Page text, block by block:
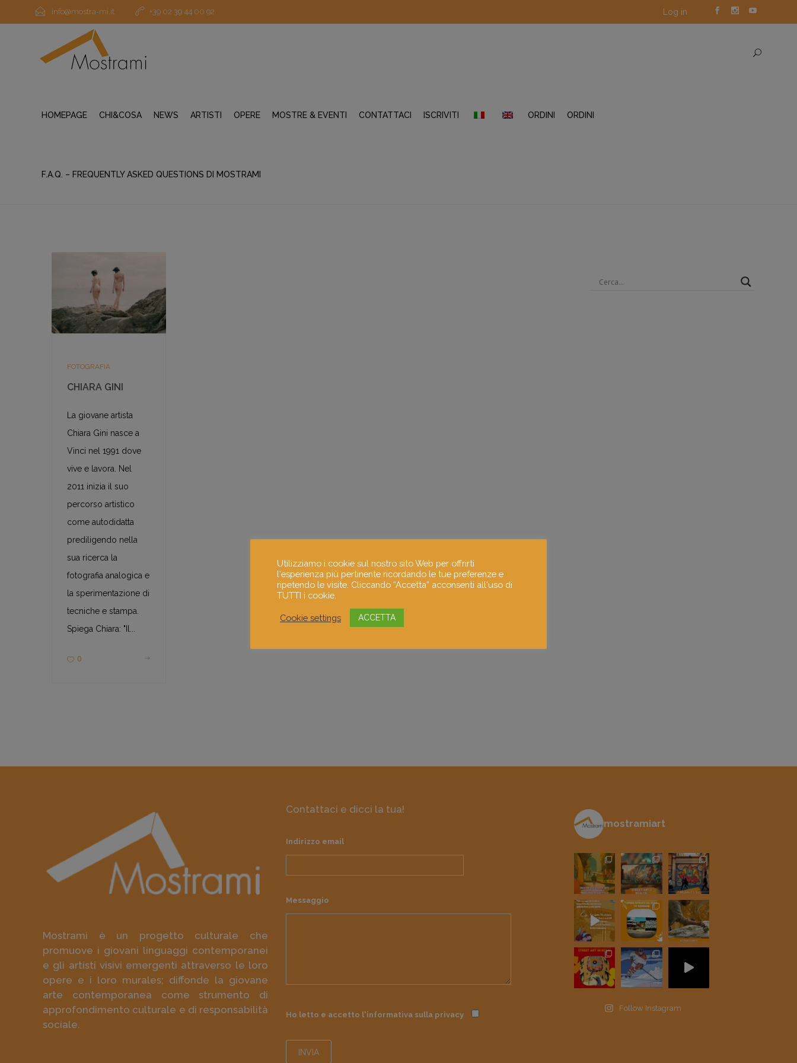
info@mostra-mi.it +39 02 39 44 00 92 Log in
HOMEPAGE CHI&COSA NEWS ARTISTI OPERE MOSTRE & EVENTI CONTATTACI ISCRIVITI ORDINI ORDINI
F.A.Q. – FREQUENTLY ASKED QUESTIONS DI MOSTRAMI
FOTOGRAFIA
CHIARA GINI
La giovane artista
Chiara Gini nasce a
Vinci nel 1991 dove
vive e lavora. Nel
2011 inizia il suo
percorso artistico
come autodidatta
prediligendo nella
sua ricerca la
fotografia analogica e
la sperimentazione di
tecniche e stampa.
Spiega Chiara: "Il...
0
Mostrami è un progetto culturale che
promuove i giovani linguaggi contemporanei
e gli artisti visivi emergenti attraverso le loro
opere e i loro murales; diffonde la giovane
arte contemporanea come strumento di
approfondimento culturale e di responsabilità
sociale.
Contattaci e dicci la tua!
Indirizzo email
Messaggio
Ho letto e accetto l'informativa sulla privacy
mostramiart
Follow Instagram
Utilizziamo i cookie sul nostro sito Web per offrirti
l'esperienza più pertinente ricordando le tue preferenze e
ripetendo le visite. Cliccando “Accetta” acconsenti all'uso di
TUTTI i cookie.
Cookie settings ACCETTA